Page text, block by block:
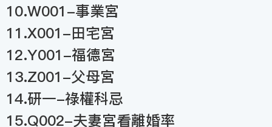
10.W001-事業宮
11.X001-田宅宮
12.Y001-福德宮
13.Z001-父母宮
14.研一-祿權科忌
15.Q002-夫妻宮看離婚率